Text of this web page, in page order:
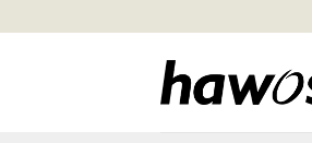
Inhalt